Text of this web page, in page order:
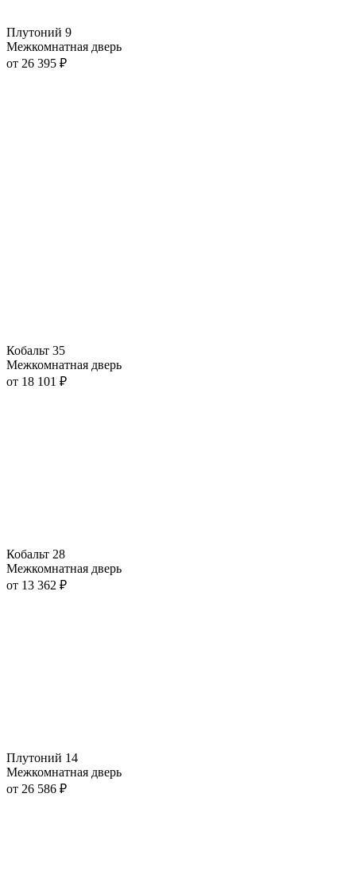
Плутоний 9
Межкомнатная дверь
от 26 395 ₽
Кобальт 35
Межкомнатная дверь
от 18 101 ₽
Кобальт 28
Межкомнатная дверь
от 13 362 ₽
Плутоний 14
Межкомнатная дверь
от 26 586 ₽